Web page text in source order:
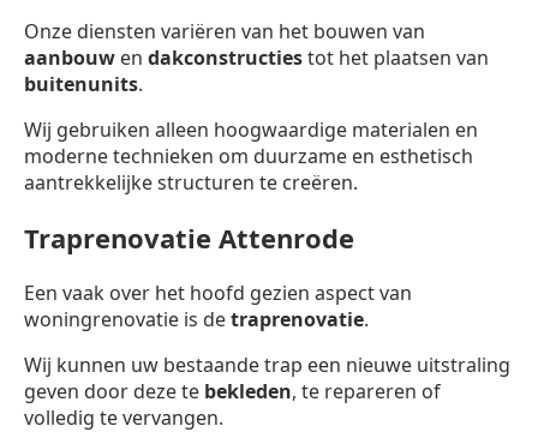
Onze diensten variëren van het bouwen van
aanbouw en dakconstructiestot het plaatsen van
buitenunits.
Wij gebruiken alleen hoogwaardige materialen en
moderne technieken om duurzame en esthetisch
aantrekkelijke structuren te creëren.
Traprenovatie Attenrode
Een vaak over het hoofd gezien aspect van
woningrenovatie is detraprenovatie.
Wij kunnen uw bestaande trap een nieuwe uitstraling
geven door deze te bekleden, te repareren of
volledig te vervangen.